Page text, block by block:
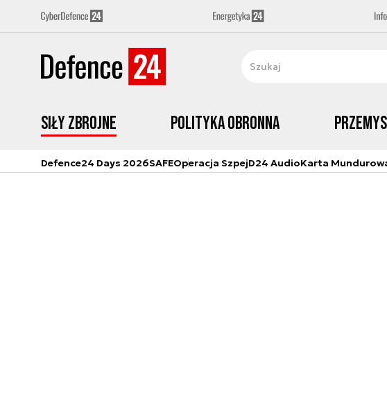
Siły zbrojne Polityka obronna
Defence24 Days 2026SAFEOperacja SzpejD24 AudioKarta